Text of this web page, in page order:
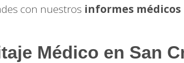
con nuestros informes
Médico en San